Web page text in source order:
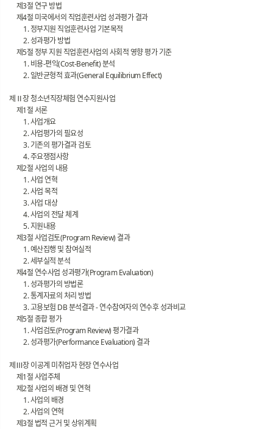
제3절 연구 방법
제4절 미국에서의 직업훈련사업 성과평가 결과
1. 정부지원 직업훈련사업 기본목적
2. 성과평가 방법
제5절 정부 지원 직업훈련사업의 사회적 영향 평가 기준
1. 비용-편익(Cost-Benefit) 분석
2. 일반균형적 효과(General Equilibrium Effect)
제Ⅱ장 청소년직장체험 연수지원사업
제1절 서론
1. 사업개요
2. 사업평가의 필요성
3. 기존의 평가결과 검토
4. 주요쟁점사항
제2절 사업의 내용
1. 사업 연혁
2. 사업 목적
3. 사업 대상
4. 사업의 전달 체계
5. 지원내용
제3절 사업검토(Program Review) 결과
1. 예산집행 및 참여실적
2. 세부실적 분석
제4절 연수사업 성과평가(Program Evaluation)
1. 성과평가의 방법론
2. 통계자료의 처리 방법
3. 고용보험 DB 분석결과 - 연수참여자의 연수후 성과비교
제5절 종합 평가
1. 사업검토(Program Review) 평가결과
2. 성과평가(Performance Evaluation) 결과
제Ⅲ장 이공계 미취업자 현장 연수사업
제1절 사업주체
제2절 사업의 배경 및 연혁
1. 사업의 배경
2. 사업의 연혁
제3절 법적 근거 및 상위계획